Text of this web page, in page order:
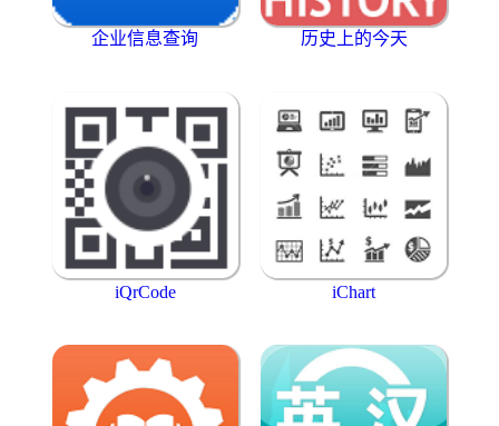
企业信息查询 历史上的今天
iQrCode iChart